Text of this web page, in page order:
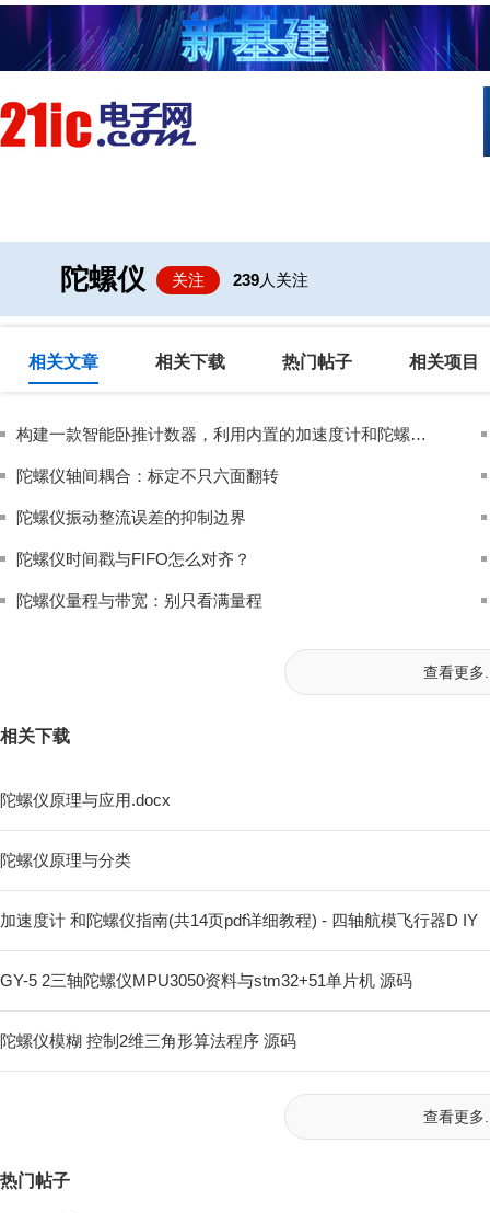
陀螺仪 关注 239人关注
相关文章 相关下载 热门帖子 相关项目
构建一款智能卧推计数器，利用内置的加速度计和陀螺仪精准检测完整次数，同时减少误计
陀螺仪轴间耦合：标定不只六面翻转
陀螺仪振动整流误差的抑制边界
陀螺仪时间戳与FIFO怎么对齐？
陀螺仪量程与带宽：别只看满量程
查看更多
相关下载
陀螺仪原理与应用.docx
陀螺仪原理与分类
加速度计 和陀螺仪指南(共14页pdf详细教程) - 四轴航模飞行器D IY
GY-5 2三轴陀螺仪MPU3050资料与stm32+51单片机 源码
陀螺仪模糊 控制2维三角形算法程序 源码
查看更多
热门帖子